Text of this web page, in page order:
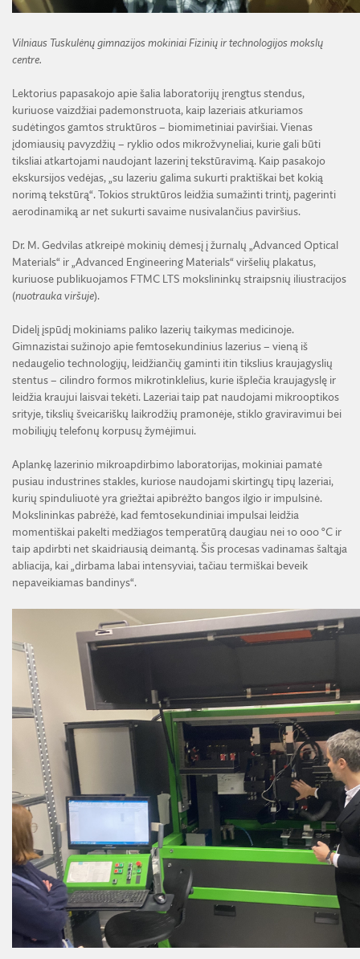
Vilniaus Tuskulėnų gimnazijos mokiniai Fizinių ir technologijos mokslų
centre.
Lektorius papasakojo apie šalia laboratorijų įrengtus stendus,
kuriuose vaizdžiai pademonstruota, kaip lazeriais atkuriamos
sudėtingos gamtos struktūros – biomimetiniai paviršiai. Vienas
įdomiausių pavyzdžių – ryklio odos mikrožvyneliai, kurie gali būti
tiksliai atkartojami naudojant lazerinį tekstūravimą. Kaip pasakojo
ekskursijos vedėjas, „su lazeriu galima sukurti praktiškai bet kokią
norimą tekstūrą“. Tokios struktūros leidžia sumažinti trintį, pagerinti
aerodinamiką ar net sukurti savaime nusivalančius paviršius.
Dr. M. Gedvilas atkreipė mokinių dėmesį į žurnalų „Advanced Optical
Materials“ ir „Advanced Engineering Materials“ viršelių plakatus,
kuriuose publikuojamos FTMC LTS mokslininkų straipsnių iliustracijos
(nuotrauka viršuje).
Didelį įspūdį mokiniams paliko lazerių taikymas medicinoje.
Gimnazistai sužinojo apie femtosekundinius lazerius – vieną iš
nedaugelio technologijų, leidžiančių gaminti itin tikslius kraujagyslių
stentus – cilindro formos mikrotinklelius, kurie išplečia kraujagyslę ir
leidžia kraujui laisvai tekėti. Lazeriai taip pat naudojami mikrooptikos
srityje, tikslių šveicariškų laikrodžių pramonėje, stiklo graviravimui bei
mobiliųjų telefonų korpusų žymėjimui.
Aplankę lazerinio mikroapdirbimo laboratorijas, mokiniai pamatė
pusiau industrines stakles, kuriose naudojami skirtingų tipų lazeriai,
kurių spinduliuotė yra griežtai apibrėžto bangos ilgio ir impulsinė.
Mokslininkas pabrėžė, kad femtosekundiniai impulsai leidžia
momentiškai pakelti medžiagos temperatūrą daugiau nei 10 000 °C ir
taip apdirbti net skaidriausią deimantą. Šis procesas vadinamas šaltąja
abliacija, kai „dirbama labai intensyviai, tačiau termiškai beveik
nepaveikiamas bandinys“.